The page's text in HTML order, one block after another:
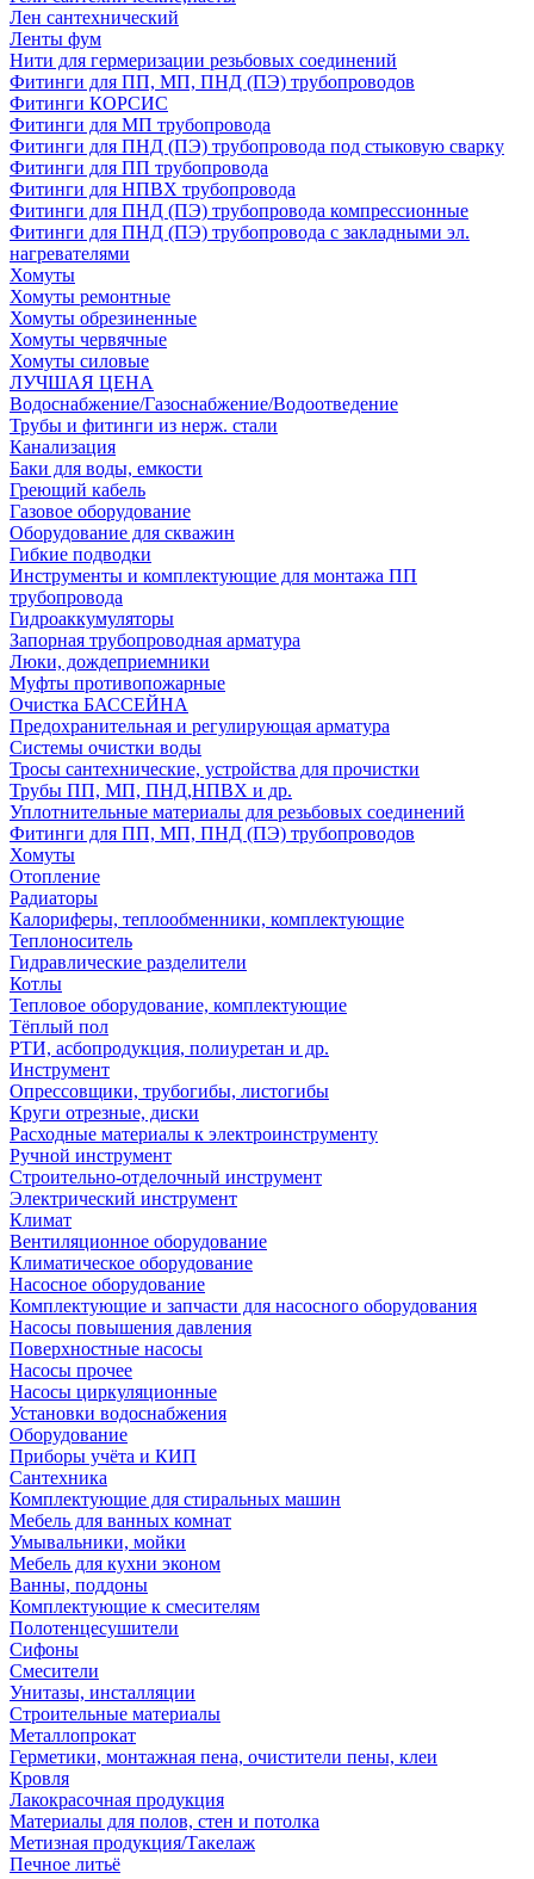
Лен сантехнический
Ленты фум
Нити для гермеризации резьбовых соединений
Фитинги для ПП, МП, ПНД (ПЭ) трубопроводов
Фитинги КОРСИС
Фитинги для МП трубопровода
Фитинги для ПНД (ПЭ) трубопровода под стыковую сварку
Фитинги для ПП трубопровода
Фитинги для НПВХ трубопровода
Фитинги для ПНД (ПЭ) трубопровода компрессионные
Фитинги для ПНД (ПЭ) трубопровода с закладными эл.
нагревателями
Хомуты
Хомуты ремонтные
Хомуты обрезиненные
Хомуты червячные
Хомуты силовые
ЛУЧШАЯ ЦЕНА
Водоснабжение/Газоснабжение/Водоотведение
Трубы и фитинги из нерж. стали
Канализация
Баки для воды, емкости
Греющий кабель
Газовое оборудование
Оборудование для скважин
Гибкие подводки
Инструменты и комплектующие для монтажа ПП
трубопровода
Гидроаккумуляторы
Запорная трубопроводная арматура
Люки, дождеприемники
Муфты противопожарные
Очистка БАССЕЙНА
Предохранительная и регулирующая арматура
Системы очистки воды
Тросы сантехнические, устройства для прочистки
Трубы ПП, МП, ПНД,НПВХ и др.
Уплотнительные материалы для резьбовых соединений
Фитинги для ПП, МП, ПНД (ПЭ) трубопроводов
Хомуты
Отопление
Радиаторы
Калориферы, теплообменники, комплектующие
Теплоноситель
Гидравлические разделители
Котлы
Тепловое оборудование, комплектующие
Тёплый пол
РТИ, асбопродукция, полиуретан и др.
Инструмент
Опрессовщики, трубогибы, листогибы
Круги отрезные, диски
Расходные материалы к электроинструменту
Ручной инструмент
Строительно-отделочный инструмент
Электрический инструмент
Климат
Вентиляционное оборудование
Климатическое оборудование
Насосное оборудование
Комплектующие и запчасти для насосного оборудования
Насосы повышения давления
Поверхностные насосы
Насосы прочее
Насосы циркуляционные
Установки водоснабжения
Оборудование
Приборы учёта и КИП
Сантехника
Комплектующие для стиральных машин
Мебель для ванных комнат
Умывальники, мойки
Мебель для кухни эконом
Ванны, поддоны
Комплектующие к смесителям
Полотенцесушители
Сифоны
Смесители
Унитазы, инсталляции
Строительные материалы
Металлопрокат
Герметики, монтажная пена, очистители пены, клеи
Кровля
Лакокрасочная продукция
Материалы для полов, стен и потолка
Метизная продукция/Такелаж
Печное литьё